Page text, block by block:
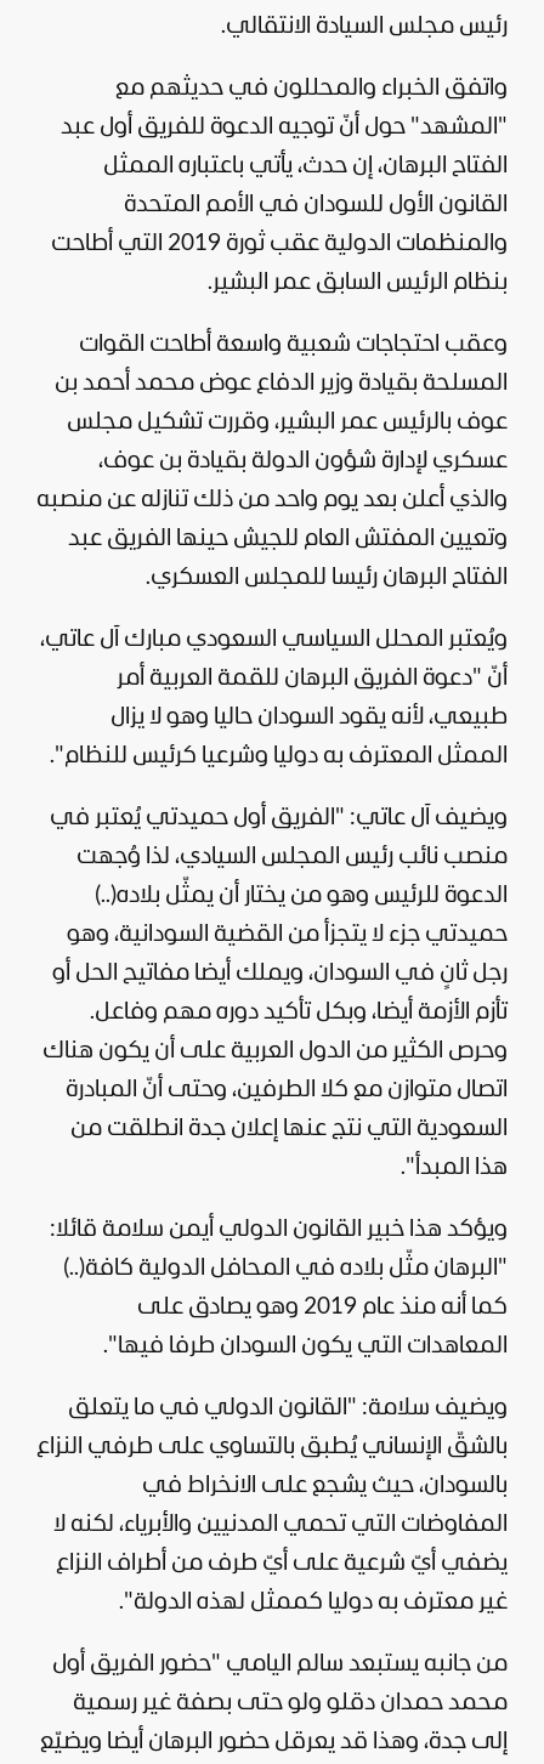
رئيس مجلس السيادة الانتقالي.
واتفق الخبراء والمحللون في حديثهم مع
"المشهد" حول أنّ توجيه الدعوة للفريق أول عبد
الفتاح البرهان، إن حدث، يأتي باعتباره الممثل
القانون الأول للسودان في الأمم المتحدة
والمنظمات الدولية عقب ثورة 2019 التي أطاحت
بنظام الرئيس السابق عمر البشير.
وعقب احتجاجات شعبية واسعة أطاحت القوات
المسلحة بقيادة وزير الدفاع عوض محمد أحمد بن
عوف بالرئيس عمر البشير، وقررت تشكيل مجلس
عسكري لإدارة شؤون الدولة بقيادة بن عوف،
والذي أعلن بعد يوم واحد من ذلك تنازله عن منصبه
وتعيين المفتش العام للجيش حينها الفريق عبد
الفتاح البرهان رئيسا للمجلس العسكري.
ويُعتبر المحلل السياسي السعودي مبارك آل عاتي،
أنّ "دعوة الفريق البرهان للقمة العربية أمر
طبيعي، لأنه يقود السودان حاليا وهو لا يزال
الممثل المعترف به دوليا وشرعيا كرئيس للنظام".
ويضيف آل عاتي: "الفريق أول حميدتي يُعتبر في
منصب نائب رئيس المجلس السيادي، لذا وُجهت
الدعوة للرئيس وهو من يختار أن يمثّل بلاده(..)
حميدتي جزء لا يتجزأ من القضية السودانية، وهو
رجل ثانٍ في السودان، ويملك أيضا مفاتيح الحل أو
تأزم الأزمة أيضا، وبكل تأكيد دوره مهم وفاعل.
وحرص الكثير من الدول العربية على أن يكون هناك
اتصال متوازن مع كلا الطرفين، وحتى أنّ المبادرة
السعودية التي نتج عنها إعلان جدة انطلقت من
هذا المبدأ".
ويؤكد هذا خبير القانون الدولي أيمن سلامة قائلا:
"البرهان مثّل بلاده في المحافل الدولية كافة(..)
كما أنه منذ عام 2019 وهو يصادق على
المعاهدات التي يكون السودان طرفا فيها".
ويضيف سلامة: "القانون الدولي في ما يتعلق
بالشقّ الإنساني يُطبق بالتساوي على طرفي النزاع
بالسودان، حيث يشجع على الانخراط في
المفاوضات التي تحمي المدنيين والأبرياء، لكنه لا
يضفي أيّ شرعية على أيّ طرف من أطراف النزاع
غير معترف به دوليا كممثل لهذه الدولة".
من جانبه يستبعد سالم اليامي "حضور الفريق أول
محمد حمدان دقلو ولو حتى بصفة غير رسمية
إلى جدة، وهذا قد يعرقل حضور البرهان أيضا ويضيّع